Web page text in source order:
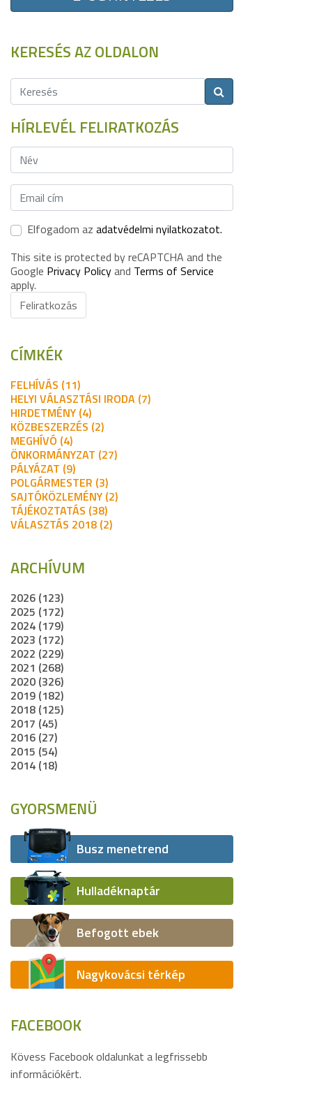
KERESÉS AZ OLDALON
HÍRLEVÉL FELIRATKOZÁS
Elfogadom az adatvédelmi nyilatkozatot.
This site is protected by reCAPTCHA and the
Google Privacy Policyand Terms of Service
apply.
Feliratkozás
CÍMKÉK
FELHÍVÁS (11)
HELYI VÁLASZTÁSI IRODA (7)
HIRDETMÉNY (4)
KÖZBESZERZÉS (2)
MEGHÍVÓ (4)
ÖNKORMÁNYZAT (27)
PÁLYÁZAT (9)
POLGÁRMESTER (3)
SAJTÓKÖZLEMÉNY (2)
TÁJÉKOZTATÁS (38)
VÁLASZTÁS 2018 (2)
ARCHÍVUM
2026 (123)
2025 (172)
2024 (179)
2023 (172)
2022 (229)
2021 (268)
2020 (326)
2019 (182)
2018 (125)
2017 (45)
2016 (27)
2015 (54)
2014 (18)
GYORSMENÜ
Busz menetrend
Hulladéknaptár
Befogott ebek
Nagykovácsi térkép
FACEBOOK
Kövess Facebook oldalunkat a legfrissebb
információkért.